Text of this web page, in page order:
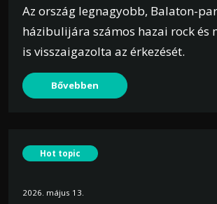
Az ország legnagyobb, Balaton-
házibulijára számos hazai rock és
is visszaigazolta az érkezését.
Bővebben
Hot topic
2026. május 13.